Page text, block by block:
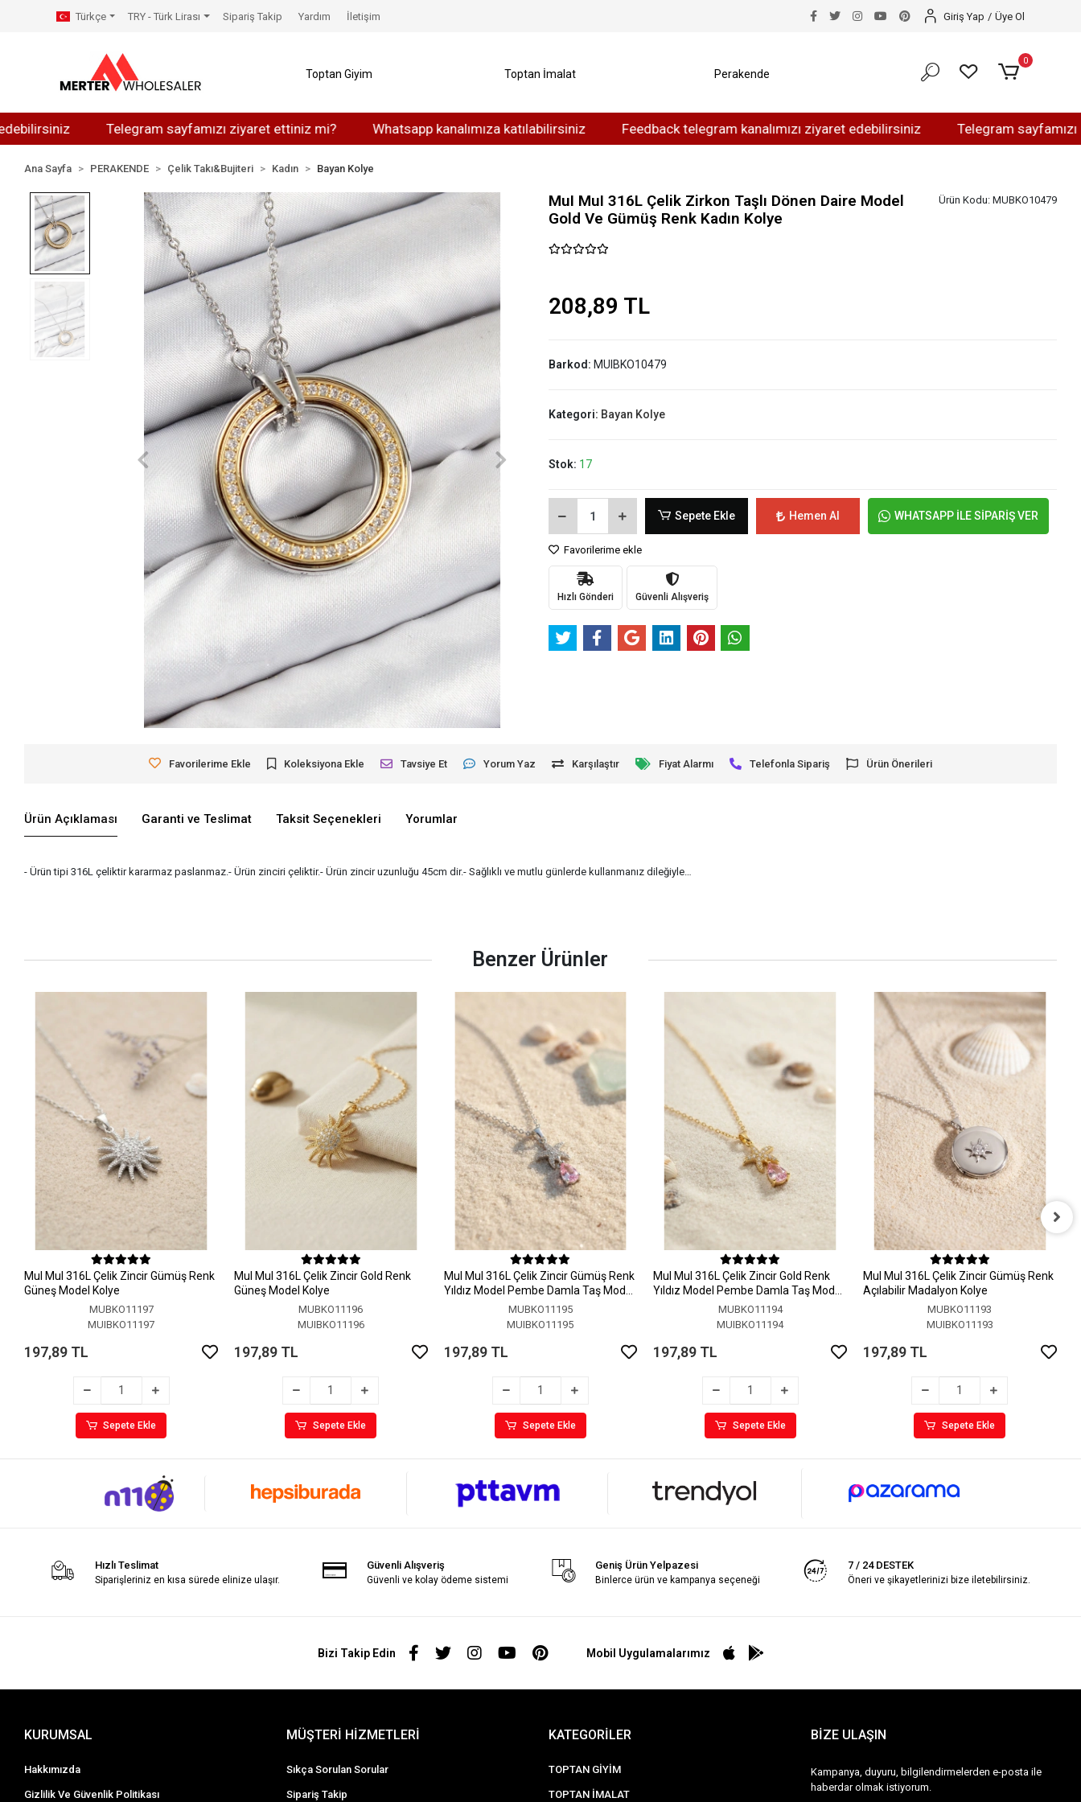
Telegram sayfamızı ziyaret ettiniz mi? Whatsapp kanalımıza katılabilirsiniz Feedback telegram kanalımızı ziyaret edebilirsiniz Telegram sayfamızı
Türkçe TRY - Türk Lirası Sipariş Takip Yardım İletişim Giriş Yap / Üye Ol
Toptan Giyim Toptan İmalat Perakende
0
Ana Sayfa PERAKENDE Çelik Takı&Bujiteri Kadın Bayan Kolye
MuI MuI 316L Çelik Zirkon Taşlı Dönen Daire Model
Gold Ve Gümüş Renk Kadın Kolye
Ürün Kodu: MUBKO10479
208,89 TL
Barkod: MUIBKO10479
Kategori: Bayan Kolye
Stok: 17
Sepete Ekle Hemen Al WHATSAPP İLE SİPARİŞ VER
Favorilerime ekle
Hızlı Gönderi Güvenli Alışveriş
Favorilerime Ekle Koleksiyona Ekle Tavsiye Et Yorum Yaz Karşılaştır Fiyat Alarmı Telefonla Sipariş Ürün Önerileri
Ürün Açıklaması Garanti ve Teslimat Taksit Seçenekleri Yorumlar
- Ürün tipi 316L çeliktir kararmaz paslanmaz.- Ürün zinciri çeliktir.- Ürün zincir uzunluğu 45cm dir.- Sağlıklı ve mutlu günlerde kullanmanız dileğiyle…
Benzer Ürünler
MuI MuI 316L Çelik Zincir Gümüş Renk
Güneş Model Kolye
MUBKO11197
MUIBKO11197
197,89 TL
Sepete Ekle
MuI MuI 316L Çelik Zincir Gold Renk
Güneş Model Kolye
MUBKO11196
MUIBKO11196
197,89 TL
Sepete Ekle
MuI MuI 316L Çelik Zincir Gümüş Renk
Yıldız Model Pembe Damla Taş Model
MUBKO11195
MUIBKO11195
197,89 TL
Sepete Ekle
MuI MuI 316L Çelik Zincir Gold Renk
Yıldız Model Pembe Damla Taş Model
MUBKO11194
MUIBKO11194
197,89 TL
Sepete Ekle
MuI MuI 316L Çelik Zincir Gümüş Renk
Açılabilir Madalyon Kolye
MUBKO11193
MUIBKO11193
197,89 TL
Sepete Ekle
Hızlı Teslimat
Siparişleriniz en kısa sürede elinize ulaşır.
Güvenli Alışveriş
Güvenli ve kolay ödeme sistemi
Geniş Ürün Yelpazesi
Binlerce ürün ve kampanya seçeneği
7 / 24 DESTEK
Öneri ve şikayetlerinizi bize iletebilirsiniz.
Bizi Takip Edin Mobil Uygulamalarımız
KURUMSAL
Hakkımızda
Gizlilik Ve Güvenlik Politikası
MÜŞTERİ HİZMETLERİ
Sıkça Sorulan Sorular
Sipariş Takip
KATEGORİLER
TOPTAN GİYİM
TOPTAN İMALAT
BİZE ULAŞIN
Kampanya, duyuru, bilgilendirmelerden e-posta ile
haberdar olmak istiyorum.